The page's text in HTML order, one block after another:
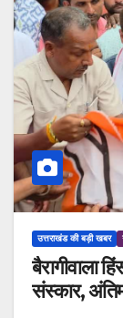
उत्तराखंड की बड़ी खबर
बैरागीवाला
संस्कार,